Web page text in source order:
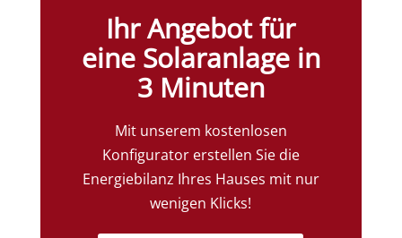
Ihr Angebot für
eine Solaranlage in
3 Minuten
Mit unserem kostenlosen
Konfigurator erstellen Sie die
Energiebilanz Ihres Hauses mit nur
wenigen Klicks!